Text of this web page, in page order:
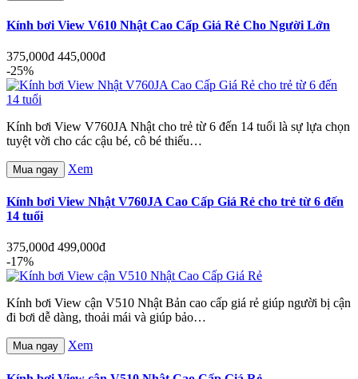
Kính bơi View V610 Nhật Cao Cấp Giá Rẻ Cho Người Lớn
375,000đ 445,000đ
-25%
Kính bơi View V760JA Nhật cho trẻ từ 6 đến 14 tuổi là sự lựa chọn
tuyệt vời cho các cậu bé, cô bé thiếu…
Mua ngay Xem
Kính bơi View Nhật V760JA Cao Cấp Giá Rẻ cho trẻ từ 6 đến
14 tuổi
375,000đ 499,000đ
-17%
Kính bơi View cận V510 Nhật Bản cao cấp giá rẻ giúp người bị cận
đi bơi dễ dàng, thoải mái và giúp bảo…
Mua ngay Xem